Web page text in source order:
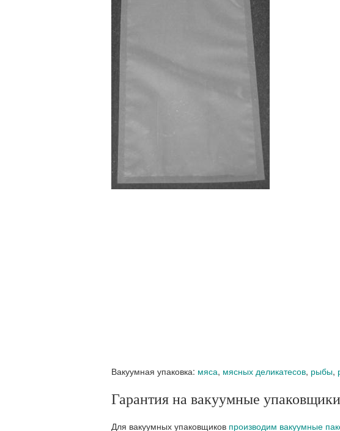
Вакуумная упаковка: мяса, мясных деликатесов, рыбы,
Гарантия на вакуумные
Для вакуумных упаковщиков производим вакуумные